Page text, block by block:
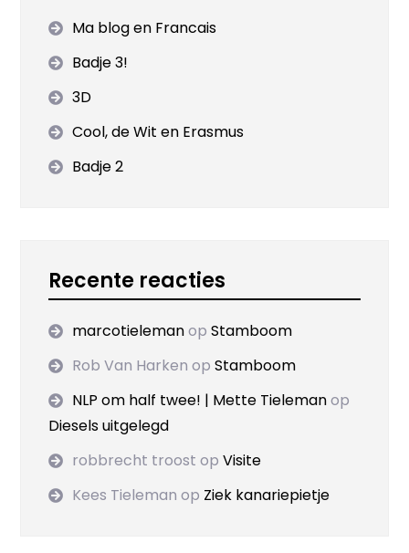
Ma blog en Francais
Badje 3!
3D
Cool, de Wit en Erasmus
Badje 2
Recente reacties
marcotielemanopStamboom
Rob Van Harken opStamboom
NLP om half twee! | Mette Tielemanop
Diesels uitgelegd
robbrecht troost opVisite
Kees Tieleman op Ziek kanariepietje